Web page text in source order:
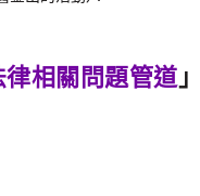
相關問題管道